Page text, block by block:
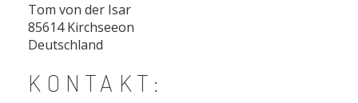
Tom von der Isar
85614 Kirchseeon
Deutschland
KONTAKT: